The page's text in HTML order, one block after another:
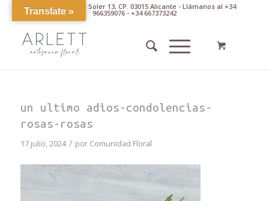
Av. Pintor Xavier Soler 13, CP. 03015 Alicante - Llámanos al +34
966359076 - +34 667373242
un ultimo adios-condolencias-
rosas-rosas
17 julio, 2024 / por Comunidad Floral
Translate »